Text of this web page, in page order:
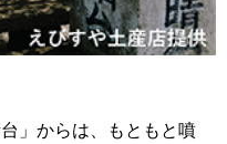
」からは、もともと噴